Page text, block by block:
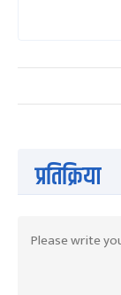
प्रतिक्रिया